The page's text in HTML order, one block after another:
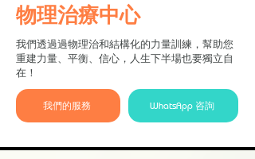
物理治療中心
​我們透過過物理治和結構化的力量訓練，幫助您
重建力量、平衡、信心，人生下半場也要獨立自
在！
我們的服務 WhatsApp 咨詢